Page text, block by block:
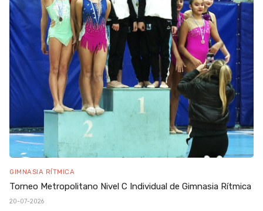
GIMNASIA RÍTMICA
Torneo Metropolitano Nivel C Individual de Gimnasia Rítmica
20-07-2026